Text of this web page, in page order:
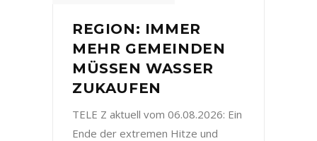
REGION: IMMER
MEHR GEMEINDEN
MÜSSEN WASSER
ZUKAUFEN
TELE Z aktuell vom 06.08.2026: Ein
Ende der extremen Hitze und